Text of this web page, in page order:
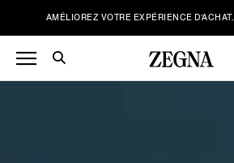
AMÉLIOREZ VOTRE EXPÉRIENCE D’ACHAT.